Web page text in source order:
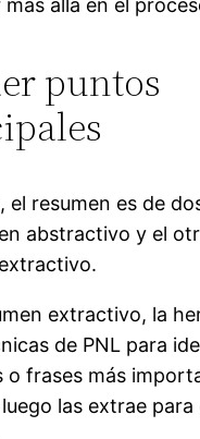
allá en el
puntos
el resumen es de
abstractivo y el
extractivo, la
de PNL para
o frases más
las extrae para